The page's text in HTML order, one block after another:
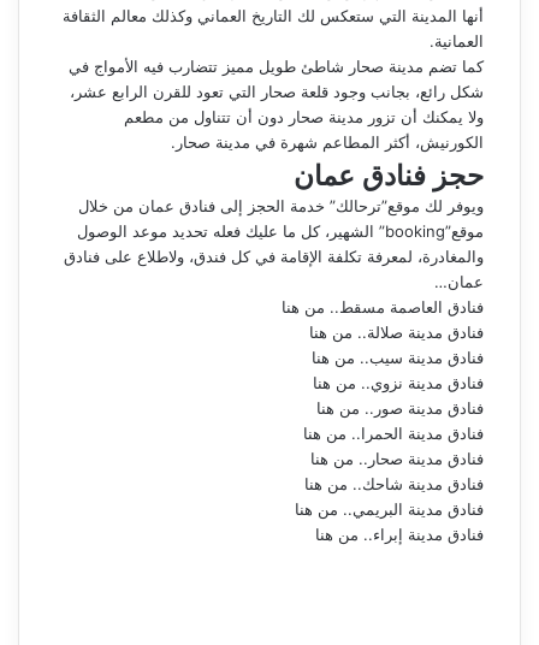
أنها المدينة التي ستعكس لك التاريخ العماني وكذلك معالم الثقافة
العمانية.
كما تضم مدينة صحار شاطئ طويل مميز تتضارب فيه الأمواج في
شكل رائع، بجانب وجود قلعة صحار التي تعود للقرن الرابع عشر،
ولا يمكنك أن تزور مدينة صحار دون أن تتناول من مطعم
الكورنيش، أكثر المطاعم شهرة في مدينة صحار.
حجز فنادق عمان
ويوفر لك موقع”ترحالك” خدمة الحجز إلى فنادق عمان من خلال
موقع”booking” الشهير، كل ما عليك فعله تحديد موعد الوصول
والمغادرة، لمعرفة تكلفة الإقامة في كل فندق، ولاطلاع على فنادق
عمان…
فنادق العاصمة مسقط.. من هنا
فنادق مدينة صلالة.. من هنا
فنادق مدينة سيب.. من هنا
فنادق مدينة نزوي.. من هنا
فنادق مدينة صور.. من هنا
فنادق مدينة الحمرا.. من هنا
فنادق مدينة صحار.. من هنا
فنادق مدينة شاحك.. من هنا
فنادق مدينة البريمي.. من هنا
فنادق مدينة إبراء.. من هنا